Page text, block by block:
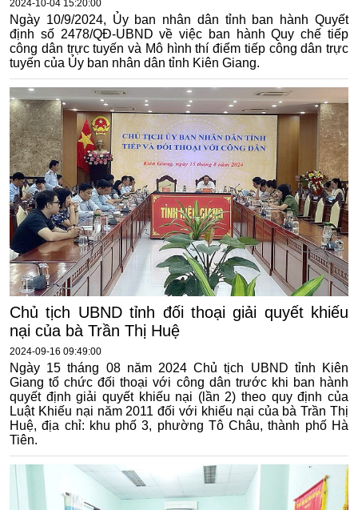
2024-10-04 15:20:00
Ngày 10/9/2024, Ủy ban nhân dân tỉnh ban hành Quyết
định số 2478/QĐ-UBND về việc ban hành Quy chế tiếp
công dân trực tuyến và Mô hình thí điểm tiếp công dân trực
tuyến của Ủy ban nhân dân tỉnh Kiên Giang.
Chủ tịch UBND tỉnh đối thoại giải quyết khiếu
nại của bà Trần Thị Huệ
2024-09-16 09:49:00
Ngày 15 tháng 08 năm 2024 Chủ tịch UBND tỉnh Kiên
Giang tổ chức đối thoại với công dân trước khi ban hành
quyết định giải quyết khiếu nại (lần 2) theo quy định của
Luật Khiếu nại năm 2011 đối với khiếu nại của bà Trần Thị
Huệ, địa chỉ: khu phố 3, phường Tô Châu, thành phố Hà
Tiên.